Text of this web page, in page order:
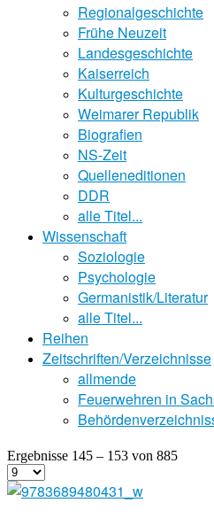
Regionalgeschichte
Frühe Neuzeit
Landesgeschichte
Kaiserreich
Kulturgeschichte
Weimarer Republik
Biografien
NS-Zeit
Quelleneditionen
DDR
alle Titel...
Wissenschaft
Soziologie
Psychologie
Germanistik/Literatur
alle Titel...
Reihen
Zeitschriften/Verzeichnisse
allmende
Feuerwehren in
Ergebnisse 145 – 153 von 885